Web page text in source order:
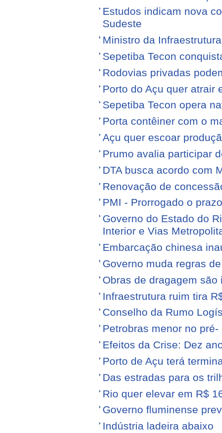
Estudos indicam nova
Sudeste
Ministro da
Sepetiba Tecon
Rodovias privadas
Porto do Açu quer atrair
Sepetiba Tecon opera
Porta contêiner com o
Açu quer escoar
Prumo avalia participar
DTA busca acordo com
Renovação de
PMI - Prorrogado o
Governo do Estado do
Interior e Vias
Embarcação chinesa
Governo muda regras
Obras de dragagem
Infraestrutura ruim tira
Conselho da Rumo
Petrobras menor no pré-
Efeitos da Crise: Dez
Porto de Açu terá
Das estradas para os
Rio quer elevar em R$
Governo fluminense
Indústria ladeira abaixo